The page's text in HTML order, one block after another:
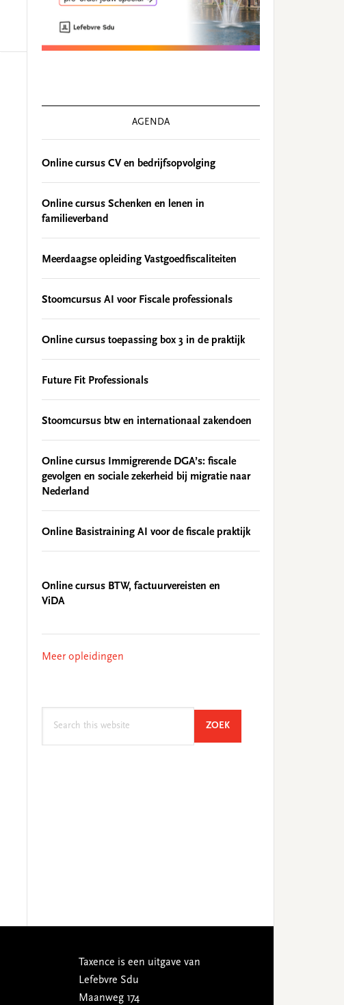
AGENDA
Online cursus CV en bedrijfsopvolging
Online cursus Schenken en lenen in
familieverband
Meerdaagse opleiding Vastgoedfiscaliteiten
Stoomcursus AI voor Fiscale professionals
Online cursus toepassing box 3 in de praktijk
Future Fit Professionals
Stoomcursus btw en internationaal zakendoen
Online cursus Immigrerende DGA’s: fiscale
gevolgen en sociale zekerheid bij migratie naar
Nederland
Online Basistraining AI voor de fiscale praktijk
Online cursus BTW, factuurvereisten en
ViDA
Meer opleidingen
ZOEKSEARCH
Taxence is een uitgave van
Lefebvre Sdu
Maanweg 174